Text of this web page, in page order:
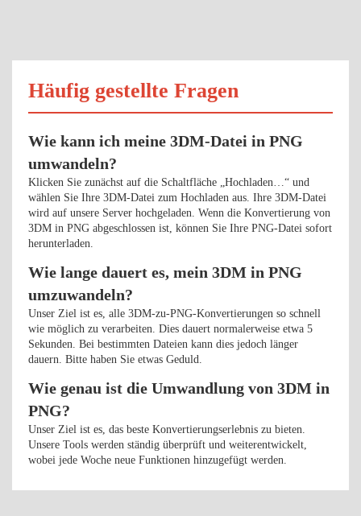
Häufig gestellte Fragen
Wie kann ich meine 3DM-Datei in PNG
umwandeln?
Klicken Sie zunächst auf die Schaltfläche „Hochladen…“ und
wählen Sie Ihre 3DM-Datei zum Hochladen aus. Ihre 3DM-Datei
wird auf unsere Server hochgeladen. Wenn die Konvertierung von
3DM in PNG abgeschlossen ist, können Sie Ihre PNG-Datei sofort
herunterladen.
Wie lange dauert es, mein 3DM in PNG
umzuwandeln?
Unser Ziel ist es, alle 3DM-zu-PNG-Konvertierungen so schnell
wie möglich zu verarbeiten. Dies dauert normalerweise etwa 5
Sekunden. Bei bestimmten Dateien kann dies jedoch länger
dauern. Bitte haben Sie etwas Geduld.
Wie genau ist die Umwandlung von 3DM in
PNG?
Unser Ziel ist es, das beste Konvertierungserlebnis zu bieten.
Unsere Tools werden ständig überprüft und weiterentwickelt,
wobei jede Woche neue Funktionen hinzugefügt werden.